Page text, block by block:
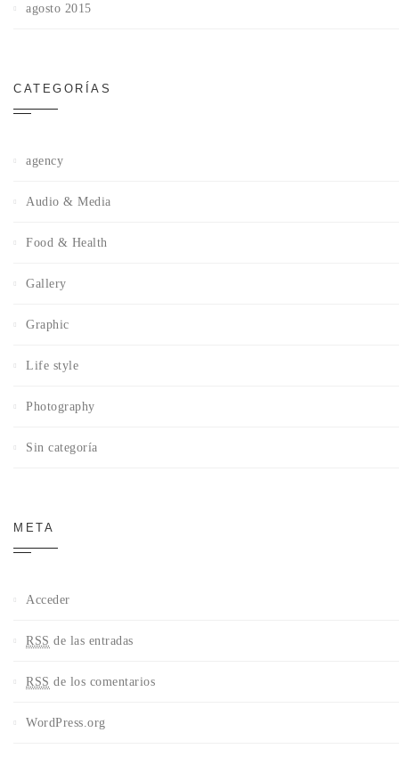
agosto 2015
CATEGORÍAS
agency
Audio & Media
Food & Health
Gallery
Graphic
Life style
Photography
Sin categoría
META
Acceder
RSS de las entradas
RSS de los comentarios
WordPress.org